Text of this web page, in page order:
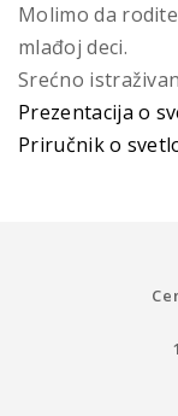
Molimo da
mlađoj deci.
Srećno
Prezentacija o
Priručnik o